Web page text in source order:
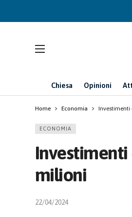
Chiesa Opinioni
Home Economia Investimenti
ECONOMIA
milioni
22/04/2024